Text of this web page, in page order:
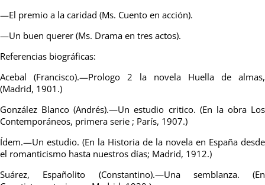
—El premio a la caridad (Ms. Cuento en acción).
—Un buen querer (Ms. Drama en tres actos).
Referencias biográficas:
Acebal (Francisco).—Prologo 2 la novela Huella de almas,
(Madrid, 1901.)
González Blanco (Andrés).—Un estudio critico. (En la obra Los
Contemporáneos, primera serie ; París, 1907.)
Ídem.—Un estudio. (En la Historia de la novela en España desde
el romanticismo hasta nuestros días; Madrid, 1912.)
Suárez, Españolito (Constantino).—Una semblanza. (En